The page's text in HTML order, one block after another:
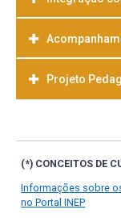
Projeto
(*) CONCEITOS DE
Informações sobre
no Portal INEP